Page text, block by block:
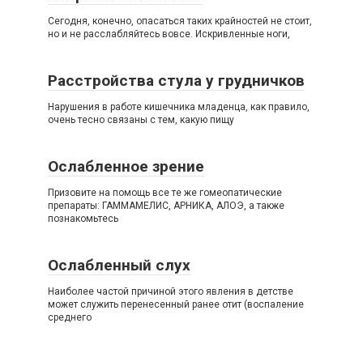
Сегодня, конечно, опасаться таких крайностей не стоит,
но и не расслабляйтесь вовсе. Искривленные ноги,
Расстройства стула у грудничков
Нарушения в работе кишечника младенца, как правило,
очень тесно связаны с тем, какую пищу
Ослабленное зрение
Призовите на помощь все те же гомеопатические
препараты: ГАММАМЕЛИС, АРНИКА, АЛОЭ, а также
познакомьтесь
Ослабленный слух
Наиболее частой причиной этого явления в детстве
может служить перенесенный ранее отит (воспаление
среднего